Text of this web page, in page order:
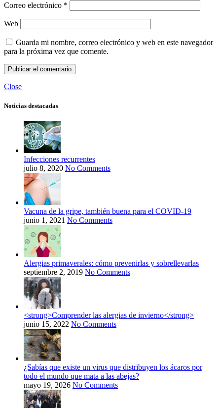
Correo electrónico *
Web
Guarda mi nombre, correo electrónico y web en este navegador
para la próxima vez que comente.
Close
Noticias destacadas
Infecciones recurrentes
julio 8, 2020 No Comments
Vacuna de la gripe, también buena para el COVID-19
junio 1, 2021 No Comments
Alergias primaverales: cómo prevenirlas y sobrellevarlas
septiembre 2, 2019 No Comments
<strong>Comprender las alergias de invierno</strong>
junio 15, 2022 No Comments
¿Sabías que existe un virus que distribuyen los ácaros por
todo el mundo que mata a las abejas?
mayo 19, 2026 No Comments